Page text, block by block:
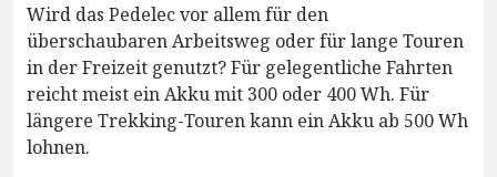
Wird das Pedelec vor allem für den
überschaubaren Arbeitsweg oder für lange Touren
in der Freizeit genutzt? Für gelegentliche Fahrten
reicht meist ein Akku mit 300 oder 400 Wh. Für
längere Trekking-Touren kann ein Akku ab 500 Wh
lohnen.